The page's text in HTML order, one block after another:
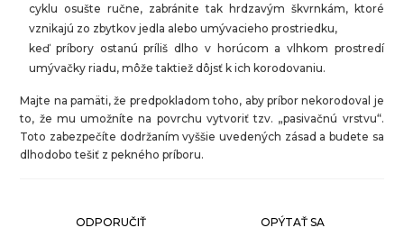
cyklu osušte ručne, zabránite tak hrdzavým škvrnkám, ktoré
vznikajú zo zbytkov jedla alebo umývacieho prostriedku,
keď príbory ostanú príliš dlho v horúcom a vlhkom prostredí
umývačky riadu, môže taktiež dôjsť k ich korodovaniu.
Majte na pamäti, že predpokladom toho, aby príbor nekorodoval je
to, že mu umožníte na povrchu vytvoriť tzv. „pasivačnú vrstvu“.
Toto zabezpečíte dodržaním vyššie uvedených zásad a budete sa
dlhodobo tešiť z pekného príboru.
ODPORUČIŤ OPÝTAŤ SA